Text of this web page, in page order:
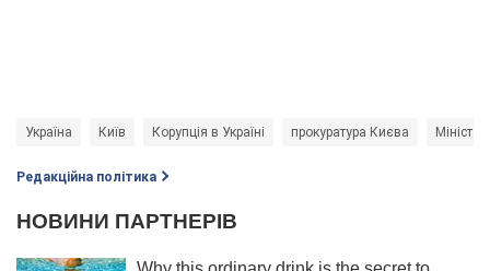
Україна Київ Корупція в Україні прокуратура Києва
Редакційна політика